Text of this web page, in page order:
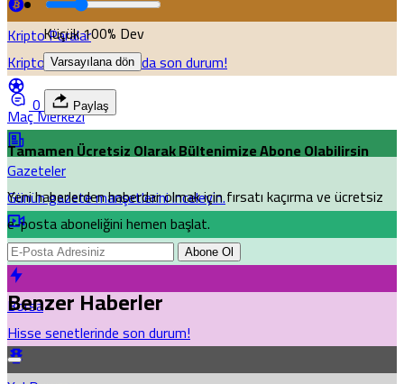
Kripto Paralar
Kripto para piyasalarında son durum!
Maç Merkezi
Gazeteler
Günün gazete manşetlerini inceleyin.
Canlı Tv
Borsa
Hisse senetlerinde son durum!
Küçük100% Dev
Varsayılana dön
0 Paylaş
Tamamen Ücretsiz Olarak Bültenimize Abone Olabilirsin
Yeni haberlerden haberdar olmak için fırsatı kaçırma ve ücretsiz
e-posta aboneliğini hemen başlat.
Abone Ol
Benzer Haberler